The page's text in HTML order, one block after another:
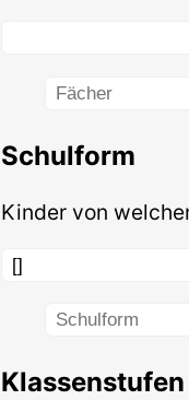
Schulform
Kinder von
Klassenstufen